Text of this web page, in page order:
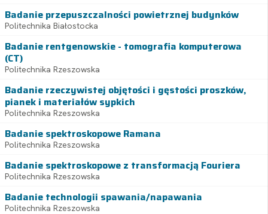
Badanie przepuszczalności powietrznej budynków
Politechnika Białostocka
Badanie rentgenowskie - tomografia komputerowa
(CT)
Politechnika Rzeszowska
Badanie rzeczywistej objętości i gęstości proszków,
pianek i materiałów sypkich
Politechnika Rzeszowska
Badanie spektroskopowe Ramana
Politechnika Rzeszowska
Badanie spektroskopowe z transformacją Fouriera
Politechnika Rzeszowska
Badanie technologii spawania/napawania
Politechnika Rzeszowska